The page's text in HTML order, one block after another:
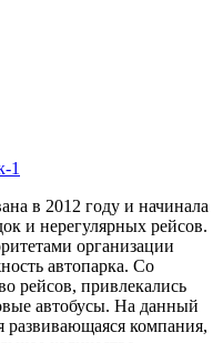
в 2012 году и начинала
и нерегулярных рейсов.
организации
автопарка. Со
рейсов, привлекались
автобусы. На данный
развивающаяся компания,